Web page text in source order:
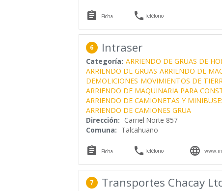
 Ficha Teléfono
6 Intraser
Categoría: ARRIENDO DE GRUAS DE
ARRIENDO DE GRUAS ARRIENDO DE
DEMOLICIONES MOVIMIENTOS DE
ARRIENDO DE MAQUINARIA PARA
ARRIENDO DE CAMIONETAS Y
ARRIENDO DE CAMIONES GRUA
Dirección: Carriel Norte 857
Comuna: Talcahuano
 Ficha Teléfono 
7 Transportes Chacay